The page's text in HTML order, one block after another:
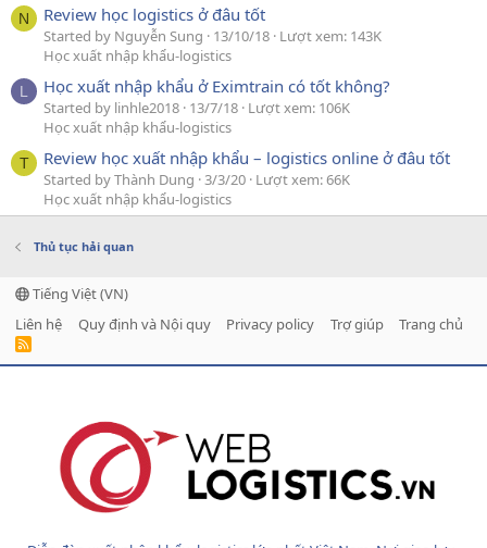
N Review học logistics ở đâu tốt
Started by Nguyễn Sung 13/10/18 Lượt xem: 143K
Học xuất nhập khẩu-logistics
L Học xuất nhập khẩu ở Eximtrain có tốt không?
Started by linhle2018 13/7/18 Lượt xem: 106K
Học xuất nhập khẩu-logistics
T Review học xuất nhập khẩu – logistics online ở đâu tốt
Started by Thành Dung 3/3/20 Lượt xem: 66K
Học xuất nhập khẩu-logistics
Thủ tục hải quan
Tiếng Việt (VN)
Liên hệ
Quy định và Nội quy Privacy policy Trợ giúp Trang chủ
R